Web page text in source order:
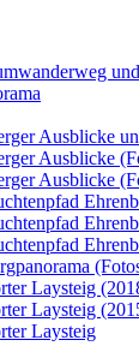
Ausblicke
Ausblicke
Ausblicke
Laysteig
Laysteig
Laysteig